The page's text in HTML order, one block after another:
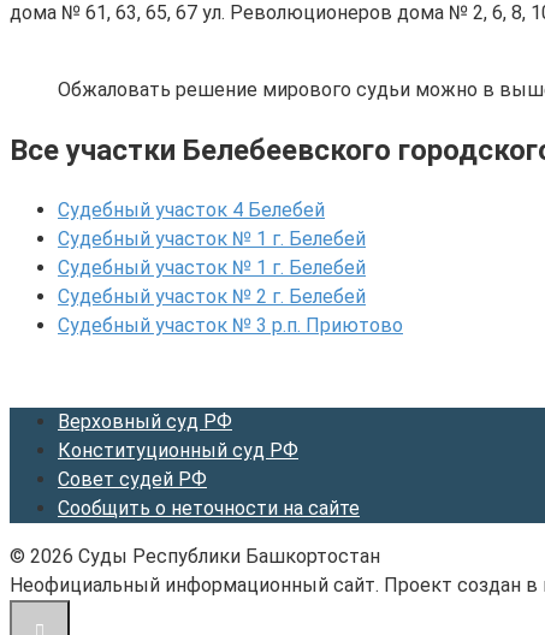
дома № 61, 63, 65, 67 ул. Революционеров дома № 2, 6, 8,
Обжаловать решение мирового судьи можно в
Все участки Белебеевского
Судебный участок 4 Белебей
Судебный участок № 1 г. Белебей
Судебный участок № 1 г. Белебей
Судебный участок № 2 г. Белебей
Судебный участок № 3 р.п. Приютово
Верховный суд РФ
Конституционный суд РФ
Совет судей РФ
Сообщить о неточности на сайте
© 2026 Суды Республики Башкортостан
Неофициальный информационный сайт. Проект создан в